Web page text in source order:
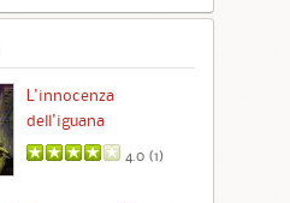
L'innocenza
dell'iguana
4.0 (1)